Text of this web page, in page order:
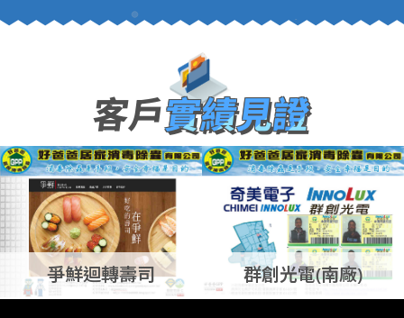
客戶實績見證
爭鮮迴轉壽司 群創光電(南廠)